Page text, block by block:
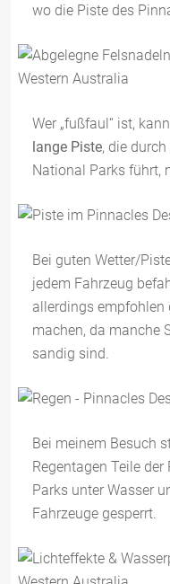
wo die Piste des
Wer „fußfaul“ ist,
lange Piste, die
National Parks führt,
Bei guten Wetter/
jedem Fahrzeug
allerdings empfohlen
machen, da manche
sandig sind.
Bei meinem Besuch
Regentagen Teile
Parks unter Wasser
Fahrzeuge gesperrt.